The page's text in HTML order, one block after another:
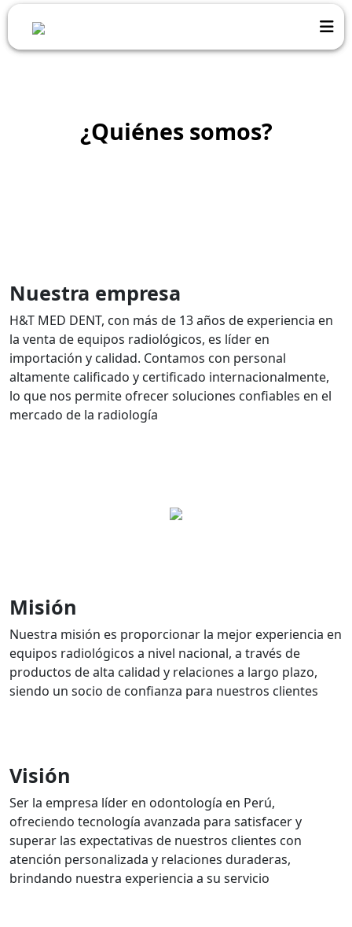
¿Quiénes somos?
Nuestra empresa
H&T MED DENT, con más de 13 años de experiencia en
la venta de equipos radiológicos, es líder en
importación y calidad. Contamos con personal
altamente calificado y certificado internacionalmente,
lo que nos permite ofrecer soluciones confiables en el
mercado de la radiología
Misión
Nuestra misión es proporcionar la mejor experiencia en
equipos radiológicos a nivel nacional, a través de
productos de alta calidad y relaciones a largo plazo,
siendo un socio de confianza para nuestros clientes
Visión
Ser la empresa líder en odontología en Perú,
ofreciendo tecnología avanzada para satisfacer y
superar las expectativas de nuestros clientes con
atención personalizada y relaciones duraderas,
brindando nuestra experiencia a su servicio